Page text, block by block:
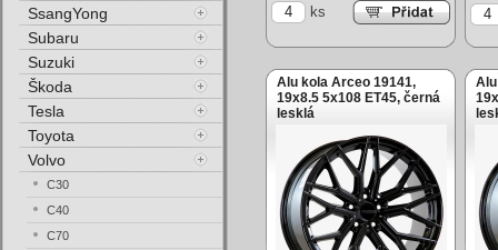
ks
Alu kola Arceo 19141,
19x8.5 5x108 ET45, černá
lesklá
SsangYong
Subaru
Suzuki
Škoda
Tesla
Toyota
Volvo
C30
C40
C70